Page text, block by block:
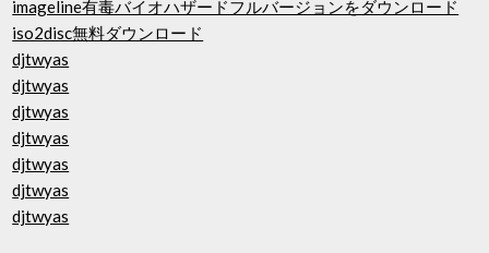
imageline有毒バイオハザードフルバージョンをダウンロード
iso2disc無料ダウンロード
djtwyas
djtwyas
djtwyas
djtwyas
djtwyas
djtwyas
djtwyas